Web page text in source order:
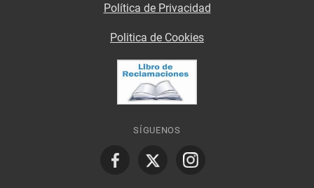
Política de Privacidad
Politica de Cookies
SÍGUENOS